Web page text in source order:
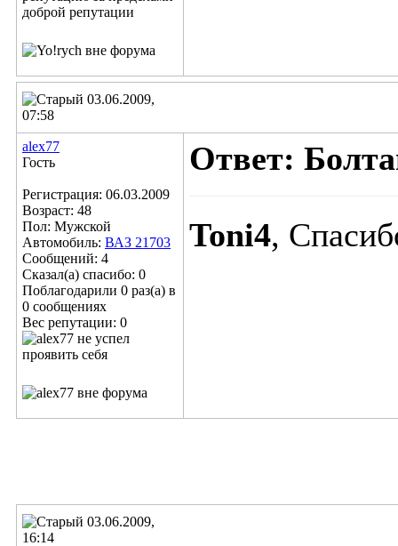
03.06.2009,
07:58
alex77
Гость
Регистрация: 06.03.2009
Возраст: 48
Пол: Мужской
Автомобиль: ВАЗ 21703
Сообщений: 4
Сказал(а) спасибо: 0
Поблагодарили 0 раз(а) в
0 сообщениях
Вес репутации: 0
Ответ:
Toni4,
03.06.2009,
16:14